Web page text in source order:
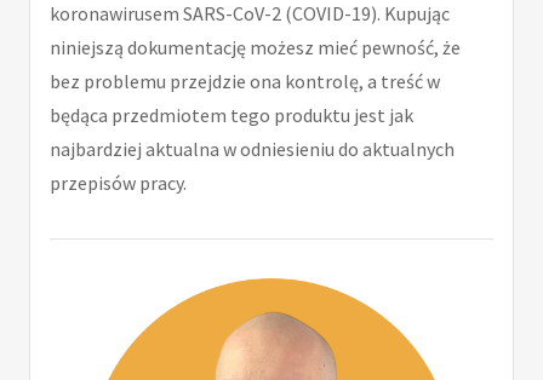
koronawirusem SARS-CoV-2 (COVID-19). Kupując
niniejszą dokumentację możesz mieć pewność, że
bez problemu przejdzie ona kontrolę, a treść w
będąca przedmiotem tego produktu jest jak
najbardziej aktualna w odniesieniu do aktualnych
przepisów pracy.